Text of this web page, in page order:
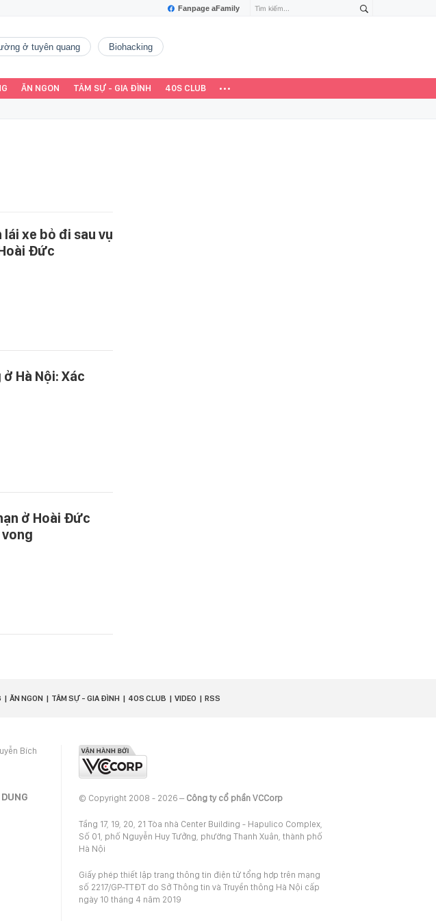
Fanpage aFamily
ở tuyên quang Biohacking
ĂN NGON TÂM SỰ - GIA ĐÌNH 40S CLUB
lái xe bỏ đi sau vụ
Đức
Hà Nội: Xác
ở Hoài Đức
ĂN NGON TÂM SỰ - GIA ĐÌNH 40S CLUB VIDEO RSS
Bích
© Copyright 2008 - 2026 – Công ty cổ phần VCCorp
Tầng 17, 19, 20, 21 Tòa nhà Center Building - Hapulico Complex,
Số 01, phố Nguyễn Huy Tưởng, phường Thanh Xuân, thành phố
Hà Nội
Giấy phép thiết lập trang thông tin điện tử tổng hợp trên mạng
số 2217/GP-TTĐT do Sở Thông tin và Truyền thông Hà Nội cấp
ngày 10 tháng 4 năm 2019